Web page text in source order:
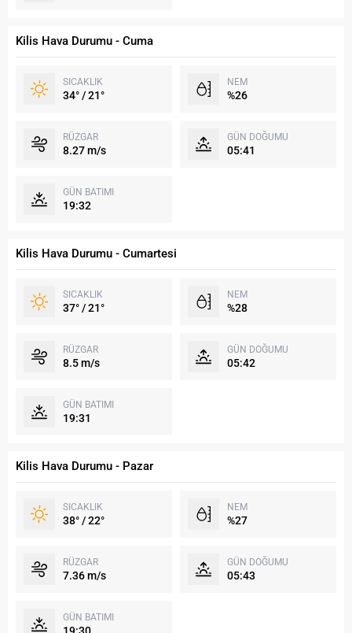
Kilis Hava Durumu - Cuma
SICAKLIK
34° / 21°
NEM
%26
RÜZGAR
8.27 m/s
GÜN DOĞUMU
05:41
GÜN BATIMI
19:32
Kilis Hava Durumu - Cumartesi
SICAKLIK
37° / 21°
NEM
%28
RÜZGAR
8.5 m/s
GÜN DOĞUMU
05:42
GÜN BATIMI
19:31
Kilis Hava Durumu - Pazar
SICAKLIK
38° / 22°
NEM
%27
RÜZGAR
7.36 m/s
GÜN DOĞUMU
05:43
GÜN BATIMI
19:30